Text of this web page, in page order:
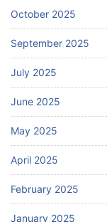
October 2025
September 2025
July 2025
June 2025
May 2025
April 2025
February 2025
January 2025